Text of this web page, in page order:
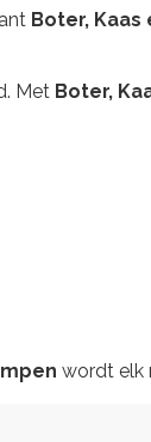
Boter,
Met Boter,
wordt elk